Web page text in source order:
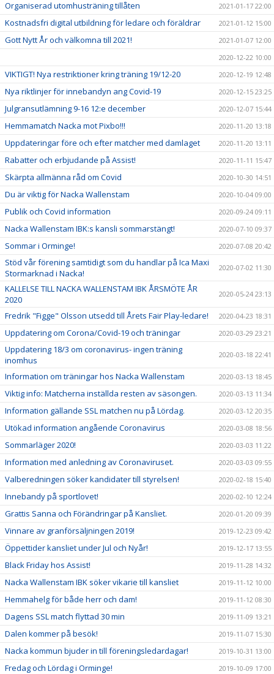
Organiserad utomhusträning tillåten 2021-01-17 22:00
Kostnadsfri digital utbildning för ledare och föräldrar 2021-01-12 15:00
Gott Nytt År och välkomna till 2021!
2021-01-07 12:00
2020-12-22 10:00
VIKTIGT! Nya restriktioner kring träning 19/12-20 2020-12-19 12:48
Nya riktlinjer för innebandyn ang Covid-19 2020-12-15 23:25
Julgransutlämning 9-16 12:e december 2020-12-07 15:44
Hemmamatch Nacka mot Pixbo!!! 2020-11-20 13:18
Uppdateringar före och efter matcher med damlaget 2020-11-20 13:11
Rabatter och erbjudande på Assist! 2020-11-11 15:47
Skärpta allmänna råd om Covid 2020-10-30 14:51
Du är viktig för Nacka Wallenstam 2020-10-04 09:00
Publik och Covid information 2020-09-24 09:11
Nacka Wallenstam IBK:s kansli sommarstängt! 2020-07-10 09:37
Sommar i Orminge! 2020-07-08 20:42
Stöd vår förening samtidigt som du handlar på Ica Maxi
Stormarknad i Nacka!
2020-07-02 11:30
KALLELSE TILL NACKA WALLENSTAM IBK ÅRSMÖTE ÅR
2020
2020-05-24 23:13
Fredrik "Figge" Olsson utsedd till Årets Fair Play-ledare! 2020-04-23 18:31
Uppdatering om Corona/Covid-19 och träningar 2020-03-29 23:21
Uppdatering 18/3 om coronavirus- ingen träning
inomhus
2020-03-18 22:41
Information om träningar hos Nacka Wallenstam 2020-03-13 18:45
Viktig info: Matcherna inställda resten av säsongen. 2020-03-13 11:34
Information gällande SSL matchen nu på Lördag. 2020-03-12 20:35
Utökad information angående Coronavirus 2020-03-08 18:56
Sommarläger 2020! 2020-03-03 11:22
Information med anledning av Coronaviruset. 2020-03-03 09:55
Valberedningen söker kandidater till styrelsen! 2020-02-18 15:40
Innebandy på sportlovet! 2020-02-10 12:24
Grattis Sanna och Förändringar på Kansliet. 2020-01-20 09:39
Vinnare av granförsäljningen 2019! 2019-12-23 09:42
Öppettider kansliet under Jul och Nyår! 2019-12-17 13:55
Black Friday hos Assist! 2019-11-28 14:32
Nacka Wallenstam IBK söker vikarie till kansliet 2019-11-12 10:00
Hemmahelg för både herr och dam! 2019-11-12 08:30
Dagens SSL match flyttad 30 min 2019-11-09 13:21
Dalen kommer på besök! 2019-11-07 15:30
Nacka kommun bjuder in till föreningsledardagar! 2019-10-31 13:00
Fredag och Lördag i Orminge! 2019-10-09 17:00